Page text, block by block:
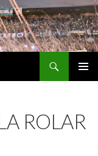
ROLAR